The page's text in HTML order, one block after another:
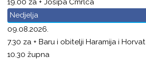
19.00 za + Josipa Čmrlca
Nedjelja
09.08.2026.
7.30 za + Baru i obitelji Haramija i Horvat
10.30 župna